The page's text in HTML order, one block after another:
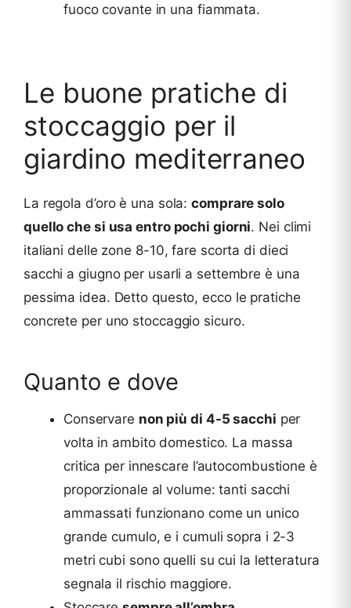
fuoco covante in una fiammata.
Le buone pratiche di
stoccaggio per il
giardino mediterraneo
La regola d’oro è una sola:comprare solo
quello che si usa entro pochi giorni. Nei climi
italiani delle zone 8-10, fare scorta di dieci
sacchi a giugno per usarli a settembre è una
pessima idea. Detto questo, ecco le pratiche
concrete per uno stoccaggio sicuro.
Quanto e dove
Conservare non più di 4-5 sacchi per
volta in ambito domestico. La massa
critica per innescare l’autocombustione è
proporzionale al volume: tanti sacchi
ammassati funzionano come un unico
grande cumulo, e i cumuli sopra i 2-3
metri cubi sono quelli su cui la letteratura
segnala il rischio maggiore.